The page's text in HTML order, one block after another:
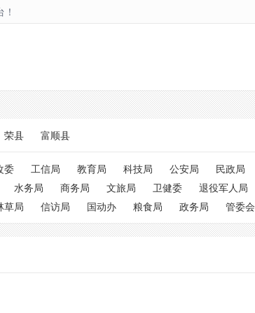
荣县 富顺县
委 工信局 教育局 科技局 公安局 民政局
水务局 商务局 文旅局 卫健委 退役军人局
草局 信访局 国动办 粮食局 政务局 管委会